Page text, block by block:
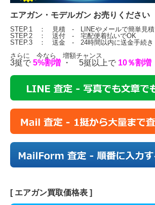
エアガン・モデルガン お売りください
STEP.1 ： 見積 - LINEやメールで簡単見積
STEP.2 ： 送付 - 宅配便着払いでOK
STEP.3 ： 送金 - 24時間以内に送金手続き
さらに 今なら 増額チャンス
3挺で 5%割増 ・ 5挺以上で 10％割増
[ エアガン買取価格表 ]